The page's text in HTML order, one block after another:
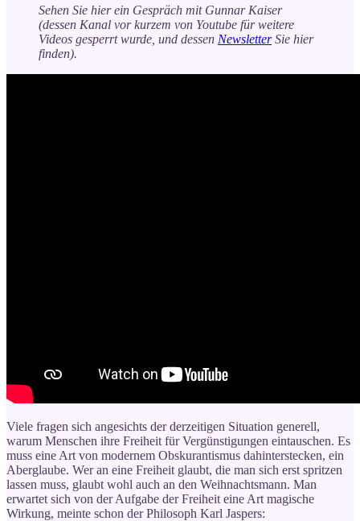
Sehen Sie hier ein Gespräch mit Gunnar Kaiser
(dessen Kanal vor kurzem von Youtube für weitere
Videos gesperrt wurde, und dessen NewsletterSie hier
finden).
Viele fragen sich angesichts der derzeitigen Situation generell,
warum Menschen ihre Freiheit für Vergünstigungen eintauschen. Es
muss eine Art von modernem Obskurantismus dahinterstecken, ein
Aberglaube. Wer an eine Freiheit glaubt, die man sich erst spritzen
lassen muss, glaubt wohl auch an den Weihnachtsmann. Man
erwartet sich von der Aufgabe der Freiheit eine Art magische
Wirkung, meinte schon der Philosoph Karl Jaspers: